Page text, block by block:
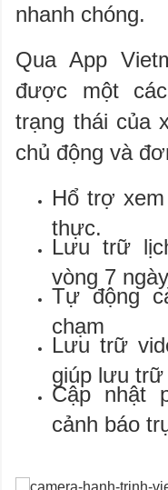
nhanh chóng.
Qua App
được một
trạng thái của
chủ động và
Hổ trợ
thực.
Lưu trữ
vòng 7 ngày.
Tự động
chạm
Lưu trữ
giúp lưu trữ
Cập nhật
cảnh báo